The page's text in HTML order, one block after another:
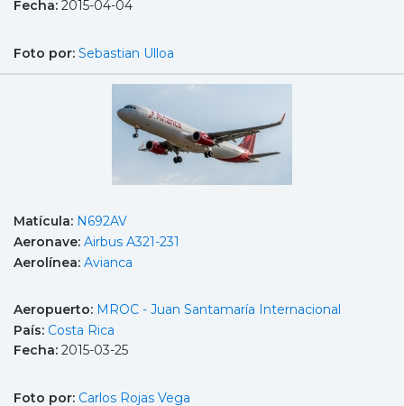
Fecha: 2015-04-04
Foto por: Sebastian Ulloa
Matícula: N692AV
Aeronave: Airbus A321-231
Aerolínea: Avianca
Aeropuerto: MROC - Juan Santamaría Internacional
País: Costa Rica
Fecha: 2015-03-25
Foto por: Carlos Rojas Vega